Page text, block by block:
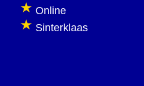
Online
Sinterklaas